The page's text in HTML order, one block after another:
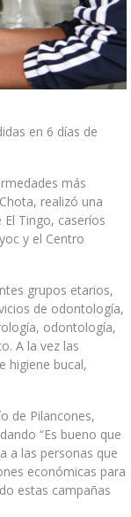
goldfields@tip-
en 6 días de
más
realizó una
Tingo, caseríos
y el Centro
grupos etarios,
de odontología,
odontología,
A la vez las
higiene bucal,
de Pilancones,
“Es bueno que
a las personas que
económicas para
estas campañas